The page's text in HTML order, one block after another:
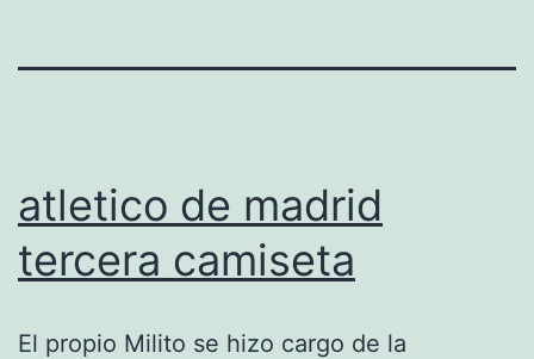
atletico de madrid
tercera camiseta
El propio Milito se hizo cargo de la